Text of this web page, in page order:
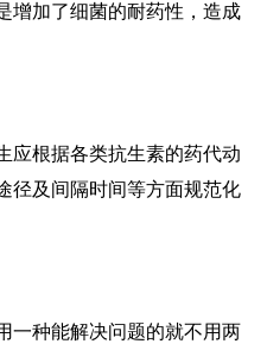
增加了细菌的耐药性，造成
根据各类抗生素的药代动
径及间隔时间等方面规范化
种能解决问题的就不用两